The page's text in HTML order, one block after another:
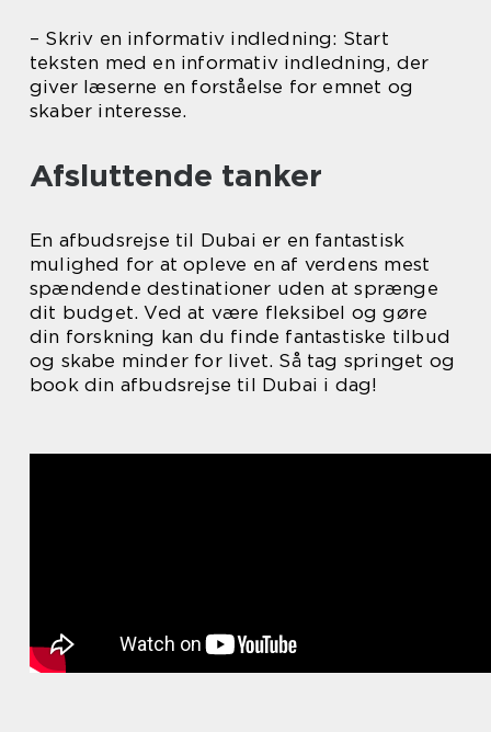
– Skriv en informativ indledning: Start
teksten med en informativ indledning, der
giver læserne en forståelse for emnet og
skaber interesse.
Afsluttende tanker
En afbudsrejse til Dubai er en fantastisk
mulighed for at opleve en af verdens mest
spændende destinationer uden at sprænge
dit budget. Ved at være fleksibel og gøre
din forskning kan du finde fantastiske tilbud
og skabe minder for livet. Så tag springet og
book din afbudsrejse til Dubai i dag!